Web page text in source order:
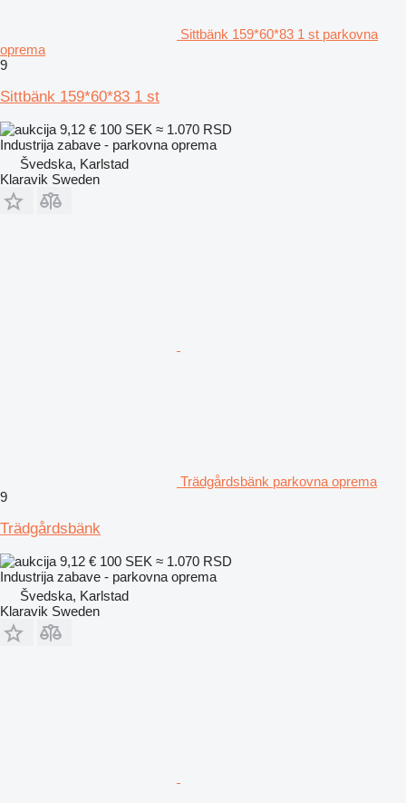
Sittbänk 159*60*83 1 st parkovna
oprema
9
Sittbänk 159*60*83 1 st
9,12 € 100 SEK ≈ 1.070 RSD
Industrija zabave - parkovna oprema
Švedska, Karlstad
Klaravik Sweden
Trädgårdsbänk parkovna oprema
9
Trädgårdsbänk
9,12 € 100 SEK ≈ 1.070 RSD
Industrija zabave - parkovna oprema
Švedska, Karlstad
Klaravik Sweden